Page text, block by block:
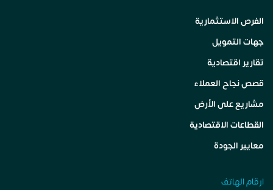
الفرص الاستثمارية
جهات التمويل
تقارير اقتصادية
قصص نجاح العملاء
مشاريع على الأرض
القطاعات الاقتصادية
معايير الجودة
ارقام الهاتف